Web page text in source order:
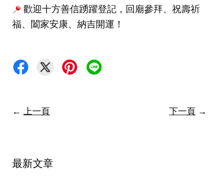
歡迎十方善信踴躍登記，回廟參拜、祝壽祈
福、闔家安康、納吉開運！
← 上一頁 下一頁 →
最新文章